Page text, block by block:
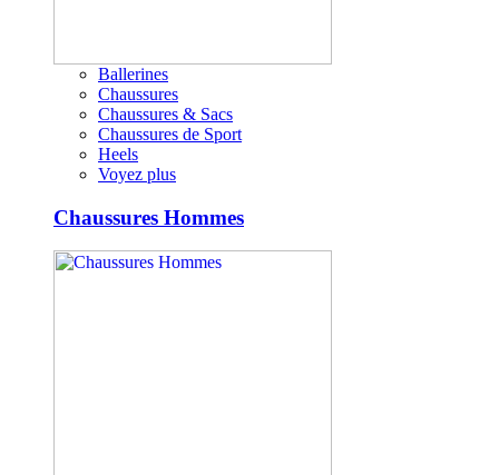
Ballerines
Chaussures
Chaussures & Sacs
Chaussures de Sport
Heels
Voyez plus
Chaussures Hommes